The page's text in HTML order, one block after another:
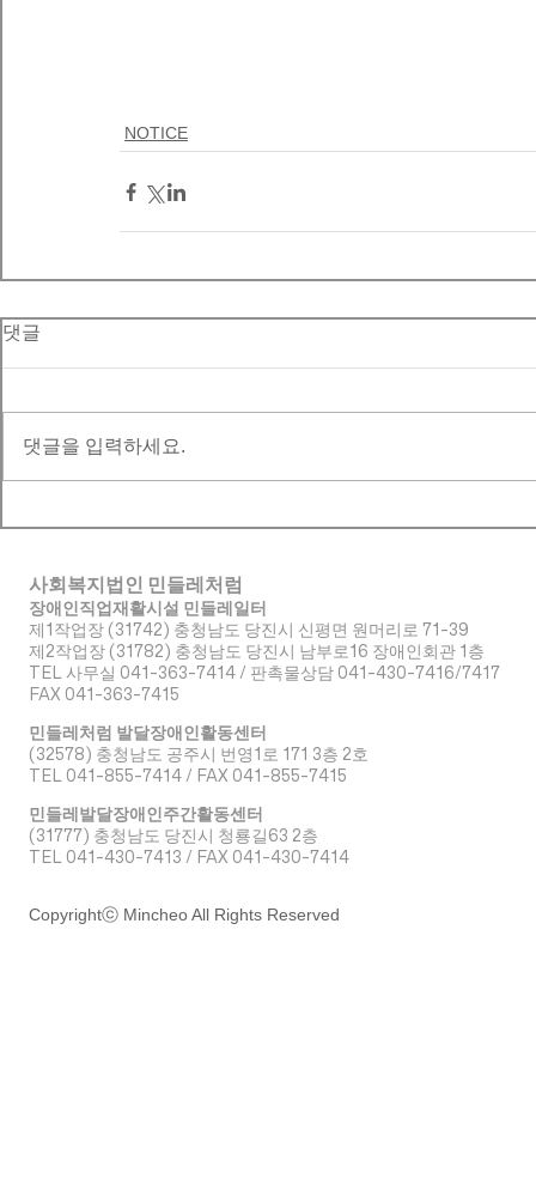
NOTICE
댓글
댓글을 입력하세요.
사회복지법인 민들레처럼
장애인직업재활시설 민들레일터
제1작업장 (31742) 충청남도 당진시 신평면 원머리로 71-39
​제2작업장 (31782) 충청남도 당진시 남부로16 장애인회관 1층
TEL 사무실 041-363-7414 / 판촉물상담 041-430-7416/7417
FAX 041-363-7415
민들레처럼 발달장애인활동센터
(32578) 충청남도 공주시 번영1로 171 3층 2호
TEL 041-855-7414 / FAX 041-855-7415
민들레발달장애인주간활동센터
(31777) 충청남도 당진시 청룡길63 2층
TEL 041-430-7413 / FAX 041-430-7414
Copyrightⓒ Mincheo All Rights Reserved